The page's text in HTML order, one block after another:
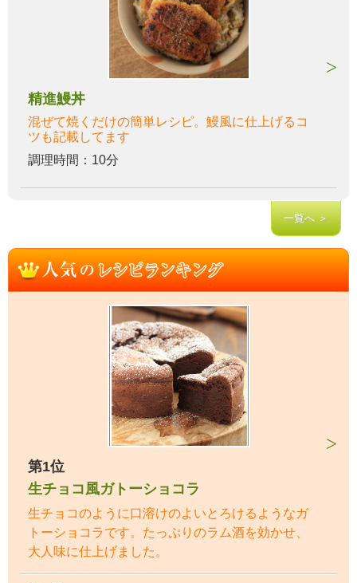
精進鰻丼
混ぜて焼くだけの簡単レシピ。鰻風に仕上げるコ
ツも記載してます
調理時間：10分
一覧へ ＞
第1位
生チョコ風ガトーショコラ
生チョコのように口溶けのよいとろけるようなガ
トーショコラです。たっぷりのラム酒を効かせ、
大人味に仕上げました。